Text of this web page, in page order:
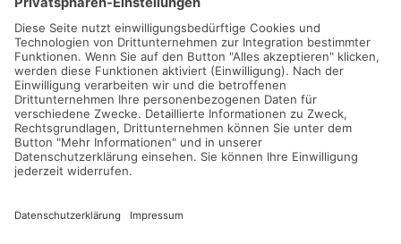
Gefördert durch die
Freie und Hansestadt Hamburg